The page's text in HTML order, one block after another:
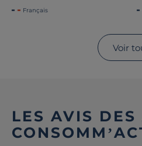
Français
Voir
LES AVIS DES